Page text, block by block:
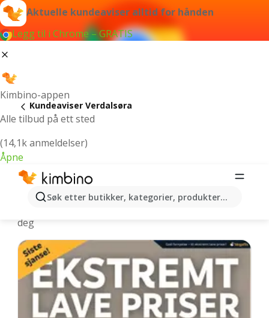
Aktuelle kundeaviser alltid for hånden
Legg til i Chrome – GRATIS
Kimbino-appen
Alle tilbud på ett sted
(14,1k anmeldelser)
Åpne
Søk etter butikker, kategorier, produkter...
Kundeaviser Verdalsøra
Verdalsøra - Nyeste kundeaviser
deg